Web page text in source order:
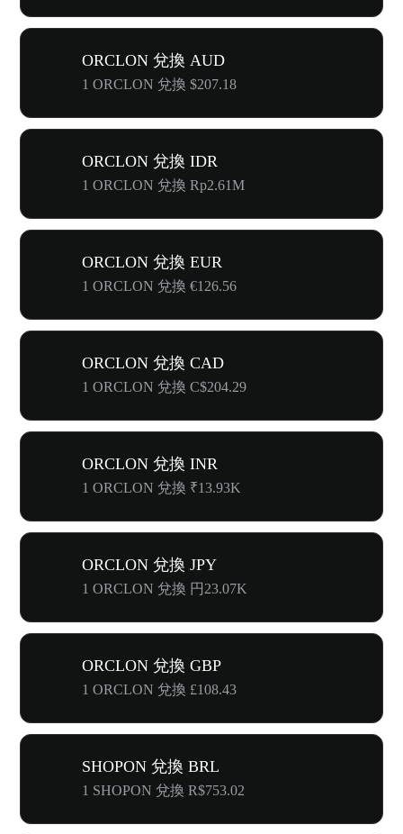
ORCLON 兌換 AUD
1 ORCLON 兌換 $207.18
ORCLON 兌換 IDR
1 ORCLON 兌換 Rp2.61M
ORCLON 兌換 EUR
1 ORCLON 兌換 €126.56
ORCLON 兌換 CAD
1 ORCLON 兌換 C$204.29
ORCLON 兌換 INR
1 ORCLON 兌換 ₹13.93K
ORCLON 兌換 JPY
1 ORCLON 兌換 円23.07K
ORCLON 兌換 GBP
1 ORCLON 兌換 £108.43
SHOPON 兌換 BRL
1 SHOPON 兌換 R$753.02